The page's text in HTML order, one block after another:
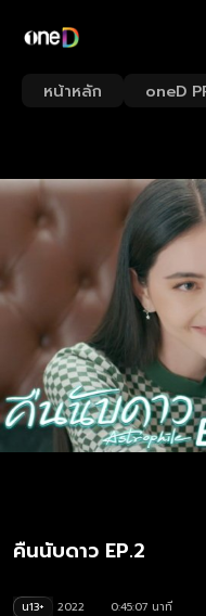
หน้าหลัก oneD
คืนนับดาว EP.2
น13+ 2022
0:45:07 นาที